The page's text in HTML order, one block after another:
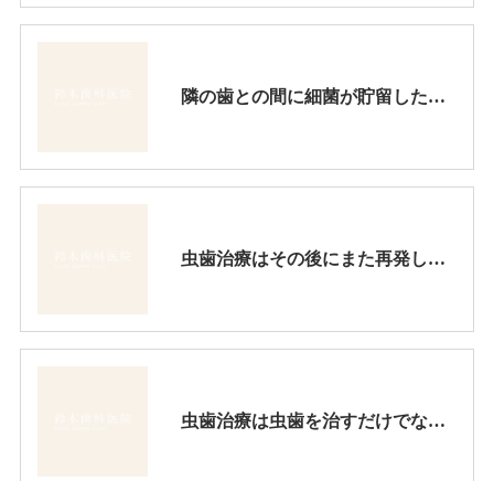
隣の歯との間に細菌が貯留したままだったので、ここが虫歯になりました。ここの接着性審美充填はテクニックが求められます。
虫歯治療はその後にまた再発しない様な治療をするべきです。その点、昔からの金属を詰める治療法は避けるべきです。
虫歯治療は虫歯を治すだけでなく、審美的にも綺麗にしかも長持ちさせなければなりません。